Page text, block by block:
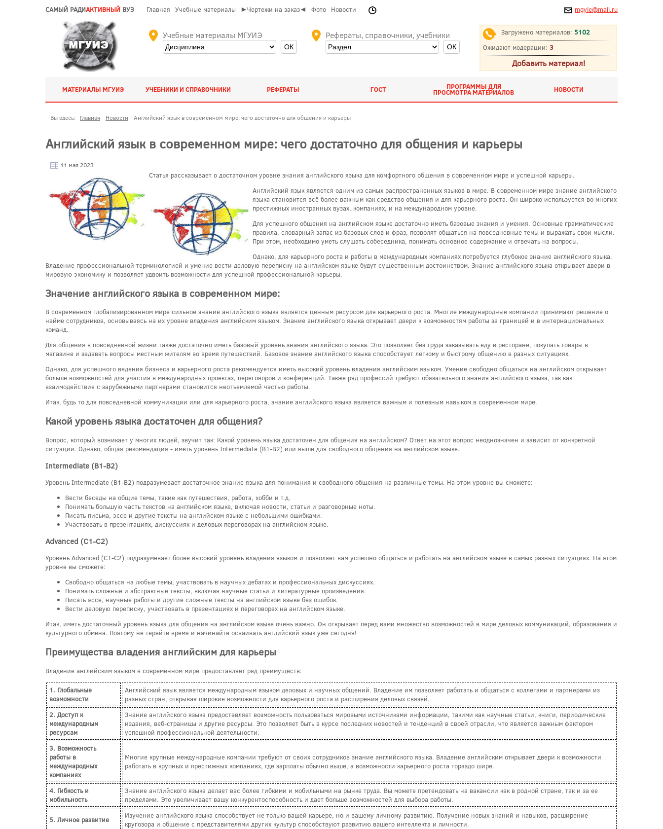
САМЫЙ РАДИАКТИВНЫЙ ВУЗ Главная Учебные материалы ►Чертежи на заказ◄ Фото Новости mgyie@mail.ru
Учебные материалы МГУИЭ Рефераты, справочники, учебники Загружено материалов: 5102
Ожидают модерации: 3
Добавить материал!
МАТЕРИАЛЫ МГУИЭ УЧЕБНИКИ И СПРАВОЧНИКИ РЕФЕРАТЫ ГОСТ ПРОГРАММЫ ДЛЯ
ПРОСМОТРА МАТЕРИАЛОВ НОВОСТИ
Вы здесь: Главная Новости Английский язык в современном мире: чего достаточно для общения и карьеры
Английский язык в современном мире: чего достаточно для общения и карьеры
11 мая 2023
Статья рассказывает о достаточном уровне знания английского языка для комфортного общения в современном мире и успешной карьеры.
Английский язык является одним из самых распространенных языков в мире. В современном мире знание английского
языка становится всё более важным как средство общения и для карьерного роста. Он широко используется во многих
престижных иностранных вузах, компаниях, и на международном уровне.
Для успешного общения на английском языке достаточно иметь базовые знания и умения. Основные грамматические
правила, словарный запас из базовых слов и фраз, позволят общаться на повседневные темы и выражать свои мысли.
При этом, необходимо уметь слушать собеседника, понимать основное содержание и отвечать на вопросы.
Однако, для карьерного роста и работы в международных компаниях потребуется глубокое знание английского языка.
Владение профессиональной терминологией и умение вести деловую переписку на английском языке будут существенным достоинством. Знание английского языка открывает двери в
мировую экономику и позволяет удвоить возможности для успешной профессиональной карьеры.
Значение английского языка в современном мире:
В современном глобализированном мире сильное знание английского языка является ценным ресурсом для карьерного роста. Многие международные компании принимают решение о
найме сотрудников, основываясь на их уровне владения английским языком. Знание английского языка открывает двери к возможностям работы за границей и в интернациональных
команд.
Для общения в повседневной жизни также достаточно иметь базовый уровень знания английского языка. Это позволяет без труда заказывать еду в ресторане, покупать товары в
магазине и задавать вопросы местным жителям во время путешествий. Базовое знание английского языка способствует лёгкому и быстрому общению в разных ситуациях.
Однако, для успешного ведения бизнеса и карьерного роста рекомендуется иметь высокий уровень владения английским языком. Умение свободно общаться на английском открывает
больше возможностей для участия в международных проектах, переговоров и конференций. Также ряд профессий требуют обязательного знания английского языка, так как
взаимодействие с зарубежными партнерами становится неотъемлемой частью работы.
Итак, будь то для повседневной коммуникации или для карьерного роста, знание английского языка является важным и полезным навыком в современном мире.
Какой уровень языка достаточен для общения?
Вопрос, который возникает у многих людей, звучит так: Какой уровень языка достаточен для общения на английском? Ответ на этот вопрос неоднозначен и зависит от конкретной
ситуации. Однако, общая рекомендация - иметь уровень Intermediate (B1-B2) или выше для свободного общения на английском языке.
Intermediate (B1-B2)
Уровень Intermediate (B1-B2) подразумевает достаточное знание языка для понимания и свободного общения на различные темы. На этом уровне вы сможете:
Вести беседы на общие темы, такие как путешествия, работа, хобби и т.д.
Понимать большую часть текстов на английском языке, включая новости, статьи и разговорные ноты.
Писать письма, эссе и другие тексты на английском языке с небольшими ошибками.
Участвовать в презентациях, дискуссиях и деловых переговорах на английском языке.
Advanced (C1-C2)
Уровень Advanced (C1-C2) подразумевает более высокий уровень владения языком и позволяет вам успешно общаться и работать на английском языке в самых разных ситуациях. На этом
уровне вы сможете:
Свободно общаться на любые темы, участвовать в научных дебатах и профессиональных дискуссиях.
Понимать сложные и абстрактные тексты, включая научные статьи и литературные произведения.
Писать эссе, научные работы и другие сложные тексты на английском языке без ошибок.
Вести деловую переписку, участвовать в презентациях и переговорах на английском языке.
Итак, иметь достаточный уровень языка для общения на английском языке очень важно. Он открывает перед вами множество возможностей в мире деловых коммуникаций, образования и
культурного обмена. Поэтому не теряйте время и начинайте осваивать английский язык уже сегодня!
Преимущества владения английским для карьеры
Владение английским языком в современном мире предоставляет ряд преимуществ:
1. Глобальные
возможности
Английский язык является международным языком деловых и научных общений. Владение им позволяет работать и общаться с коллегами и партнерами из
разных стран, открывая широкие возможности для карьерного роста и расширения деловых связей.
2. Доступ к
международным
ресурсам
Знание английского языка предоставляет возможность пользоваться мировыми источниками информации, такими как научные статьи, книги, периодические
издания, веб-страницы и другие ресурсы. Это позволяет быть в курсе последних новостей и тенденций в своей отрасли, что является важным фактором
успешной профессиональной деятельности.
3. Возможность
работы в
международных
компаниях
Многие крупные международные компании требуют от своих сотрудников знание английского языка. Владение английским открывает двери к возможности
работать в крупных и престижных компаниях, где зарплаты обычно выше, а возможности карьерного роста гораздо шире.
4. Гибкость и
мобильность
Знание английского языка делает вас более гибкими и мобильными на рынке труда. Вы можете претендовать на вакансии как в родной стране, так и за ее
пределами. Это увеличивает вашу конкурентоспособность и дает больше возможностей для выбора работы.
5. Личное развитие
Изучение английского языка способствует не только вашей карьере, но и вашему личному развитию. Получение новых знаний и навыков, расширение
кругозора и общение с представителями других культур способствуют развитию вашего интеллекта и личности.